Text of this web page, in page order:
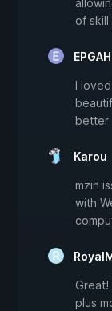
of
EPGAH
I
better
Karou
mzin
with
Great!
plus